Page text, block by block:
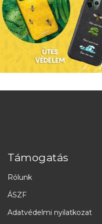
Támogatás
Rólunk
ÁSZF
Adatvédelmi nyilatkozat